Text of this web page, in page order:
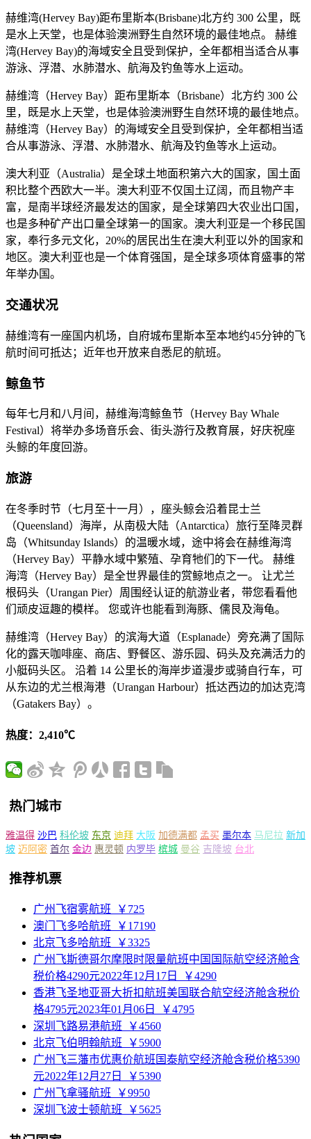
赫维湾(Hervey Bay)距布里斯本(Brisbane)北方约 300 公里，既
是水上天堂，也是体验澳洲野生自然环境的最佳地点。 赫维
湾(Hervey Bay)的海域安全且受到保护，全年都相当适合从事
游泳、浮潜、水肺潜水、航海及钓鱼等水上运动。
​赫维湾（Hervey Bay）距布里斯本（Brisbane）北方约 300 公
里，既是水上天堂，也是体验澳洲野生自然环境的最佳地点。
赫维湾（Hervey Bay）的海域安全且受到保护，全年都相当适
合从事游泳、浮潜、水肺潜水、航海及钓鱼等水上运动。
澳大利亚（Australia）是全球土地面积第六大的国家，国土面
积比整个西欧大一半。澳大利亚不仅国土辽阔，而且物产丰
富，是南半球经济最发达的国家，是全球第四大农业出口国，
也是多种矿产出口量全球第一的国家。澳大利亚是一个移民国
家，奉行多元文化，20%的居民出生在澳大利亚以外的国家和
地区。澳大利亚也是一个体育强国，是全球多项体育盛事的常
年举办国。
交通状况
赫维湾有一座国内机场，自府城布里斯本至本地约45分钟的飞
航时间可抵达；近年也开放来自悉尼的航班。
鲸鱼节
每年七月和八月间，赫维海湾鲸鱼节（Hervey Bay Whale
Festival）将举办多场音乐会、街头游行及教育展，好庆祝座
头鲸的年度回游。
旅游
在冬季时节（七月至十一月），座头鲸会沿着昆士兰
（Queensland）海岸，从南极大陆（Antarctica）旅行至降灵群
岛（Whitsunday Islands）的温暖水域，途中将会在赫维海湾
（Hervey Bay）平静水域中繁殖、孕育牠们的下一代。 赫维
海湾（Hervey Bay）是全世界最佳的赏鲸地点之一。 让尤兰
根码头（Urangan Pier）周围经认证的航游业者，带您看看他
们顽皮逗趣的模样。 您或许也能看到海豚、儒艮及海龟。
赫维湾（Hervey Bay）的滨海大道（Esplanade）旁充满了国际
化的露天咖啡座、商店、野餐区、游乐园、码头及充满活力的
小艇码头区。 沿着 14 公里长的海岸步道漫步或骑自行车，可
从东边的尤兰根海港（Urangan Harbour）抵达西边的加达克湾
（Gatakers Bay）。
热度：2,410℃
热门城市
雅温得 沙巴 科伦坡 东京 迪拜 大阪 加德满都 孟买 墨尔本 马尼拉 新加
坡 迈阿密 首尔 金边 惠灵顿 内罗毕 槟城 曼谷 吉隆坡 台北
推荐机票
广州飞宿雾航班
￥725
澳门飞多哈航班
￥17190
北京飞多哈航班
￥3325
广州飞斯德哥尔摩限时限量航班中国国际航空经济舱含
税价格4290元2022年12月17日
￥4290
香港飞圣地亚哥大折扣航班美国联合航空经济舱含税价
格4795元2023年01月06日
￥4795
深圳飞路易港航班
￥4560
北京飞伯明翰航班
￥5900
广州飞三藩市优惠价航班国泰航空经济舱含税价格5390
元2022年12月27日
￥5390
广州飞拿骚航班
￥9950
深圳飞波士顿航班
￥5625